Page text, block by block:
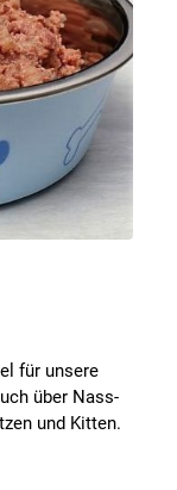
für unsere
über Nass-
und Kitten.